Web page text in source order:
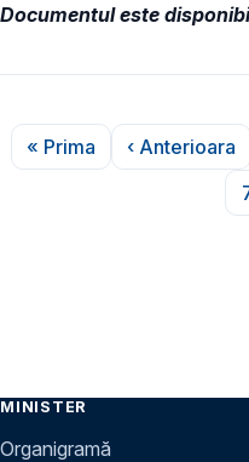
Documentul este
Paginare
Prima pagină
« Prima
Pagina
‹ Anterioara
MINISTER
Organigramă